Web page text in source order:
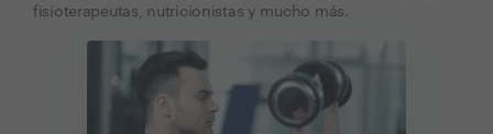
fisioterapeutas, nutricionistas y mucho más.